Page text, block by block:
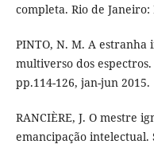
completa. Rio de
PINTO, N. M. A
multiverso dos
pp.114-126, jan-jun 2015.
RANCIÈRE, J. O mestre
emancipação intelectual.